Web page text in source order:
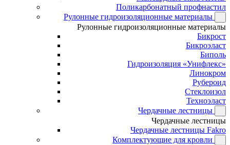
Поликарбонатный профнастил
Рулонные гидроизоляционные материалы
Рулонные гидроизоляционные материалы
Бикрост
Бикроэласт
Биполь
Гидроизоляция «Унифлекс»
Линокром
Рубероид
Стеклоизол
Техноэласт
Чердачные лестницы
Чердачные лестницы
Чердачные лестницы Fakro
Комплектующие для кровли